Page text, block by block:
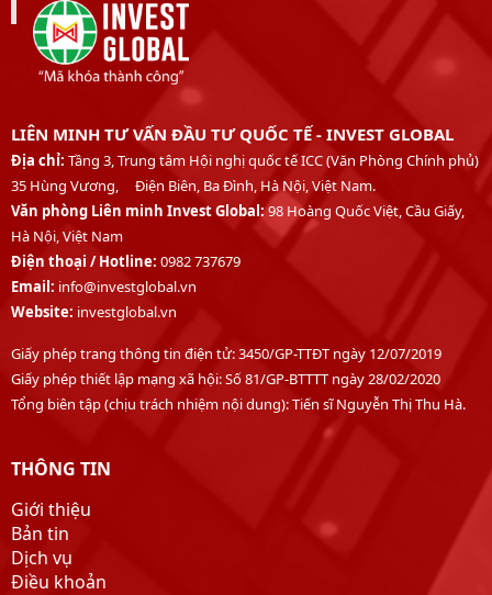
LIÊN MINH TƯ VẤN ĐẦU TƯ QUỐC TẾ - INVEST GLOBAL
Địa chỉ: Tầng 3, Trung tâm Hội nghị quốc tế ICC (Văn Phòng Chính phủ)
35 Hùng Vương, Điện Biên, Ba Đình, Hà Nội, Việt Nam.
Văn phòng Liên minh Invest Global:98 Hoàng Quốc Việt, Cầu Giấy,
Hà Nội, Việt Nam
Điện thoại /Hotline: 0982 737679
Email: info@investglobal.vn
Website: investglobal.vn
Giấy phép trang thông tin điện tử: 3450/GP-TTĐT ngày 12/07/2019
Giấy phép thiết lập mạng xã hội: Số 81/GP-BTTTT ngày 28/02/2020
Tổng biên tập (chịu trách nhiệm nội dung): Tiến sĩ Nguyễn Thị Thu Hà.
THÔNG TIN
Giới thiệu
Bản tin
Dịch vụ
Điều khoản